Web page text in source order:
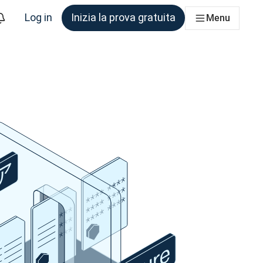
Log in Inizia la prova gratuita Menu